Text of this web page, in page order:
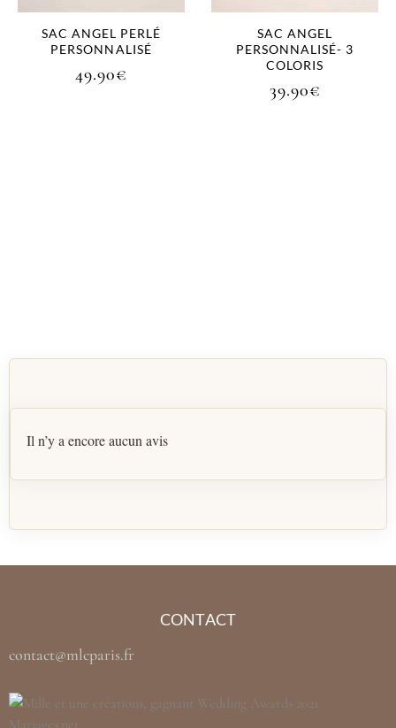
SAC ANGEL PERLÉ
PERSONNALISÉ
49.90€
SAC ANGEL
PERSONNALISÉ- 3
COLORIS
39.90€
Il n’y a encore aucun avis
CONTACT
contact@mlcparis.fr